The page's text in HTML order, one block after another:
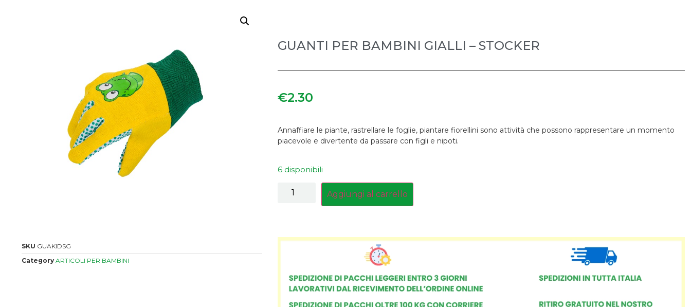
SKU GUAKIDSG
Category ARTICOLI PER BAMBINI
GUANTI PER BAMBINI GIALLI – STOCKER
€2.30
Annaffiare le piante, rastrellare le foglie, piantare fiorellini sono attività che possono rappresentare un momento
piacevole e divertente da passare con figli e nipoti.
6 disponibili
Aggiungi al carrello